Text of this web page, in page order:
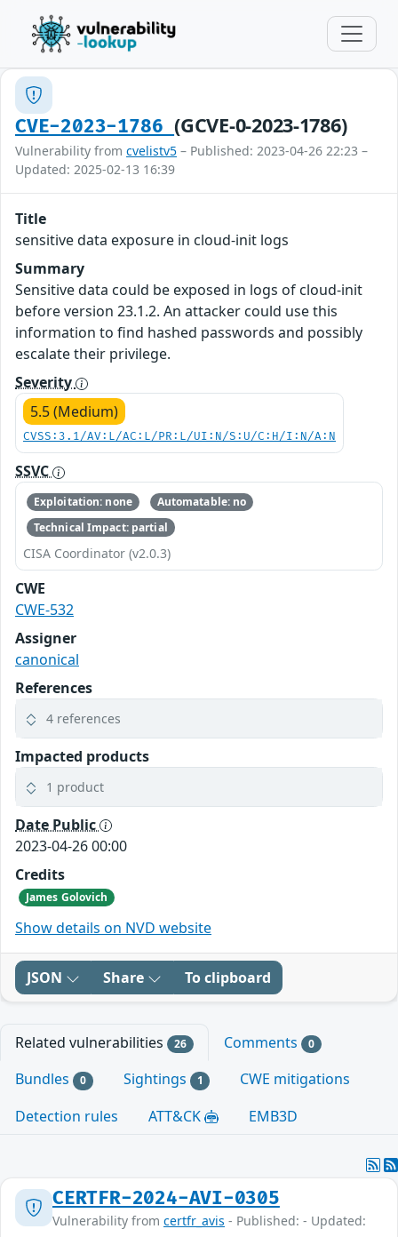
CVE-2023-1786(GCVE-0-2023-1786)
Vulnerability from cvelistv5 – Published: 2023-04-26 22:23 –
Updated: 2025-02-13 16:39
Title
sensitive data exposure in cloud-init logs
Summary
Sensitive data could be exposed in logs of cloud-init
before version 23.1.2. An attacker could use this
information to find hashed passwords and possibly
escalate their privilege.
Severity
5.5 (Medium)
CVSS:3.1/AV:L/AC:L/PR:L/UI:N/S:U/C:H/I:N/A:N
SSVC
Exploitation: none
Automatable: no
Technical Impact: partial
CISA Coordinator (v2.0.3)
CWE
CWE-532
Assigner
canonical
References
4 references
Impacted products
1 product
Date Public
2023-04-26 00:00
Credits
James Golovich
Show details on NVD website
JSON Share To clipboard
Related vulnerabilities 26 Comments 0
Bundles 0 Sightings 1
CWE mitigations
Detection rules
ATT&CK EMB3D
CERTFR-2024-AVI-0305
Vulnerability from certfr_avis - Published: - Updated: